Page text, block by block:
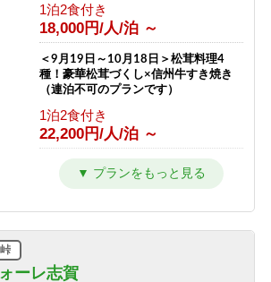
1泊2食付き
18,000円/人/泊 ～
＜9月19日～10月18日＞松茸料理4
種！豪華松茸づくし×信州牛すき焼き
（連泊不可のプランです）
1泊2食付き
22,200円/人/泊 ～
＼9月★日曜～金曜限定★／大感謝企
画＜＜1泊2食＞＞謝恩プラン
＼1泊2食スタンダード～翡翠hisui～／
ーレ志賀